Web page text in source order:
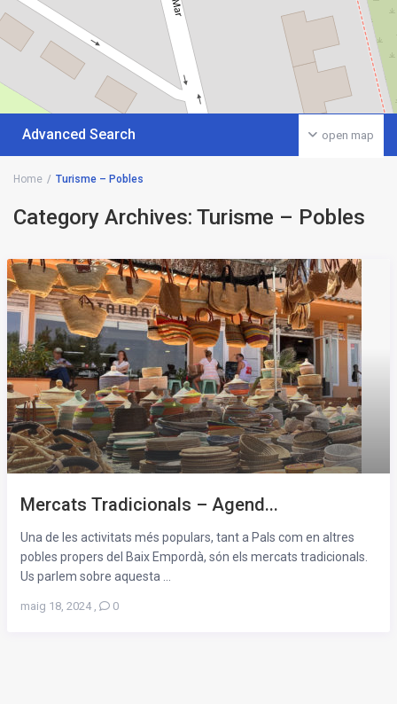
open map
Advanced Search
Home Turisme – Pobles
Category Archives:Turisme – Pobles
Mercats Tradicionals – Agend...
Una de les activitats més populars, tant a Pals com en altres
pobles propers del Baix Empordà, són els mercats tradicionals.
Us parlem sobre aquesta ...
maig 18, 2024, 0